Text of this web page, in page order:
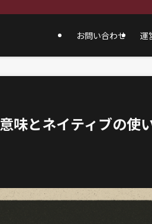
お問い合わせ 運
味とネイティブの使